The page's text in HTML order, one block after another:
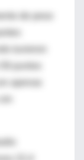
tuvieron
puntos
apenas